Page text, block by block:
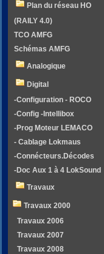
Plan du réseau HO
(RAILY 4.0)
TCO AMFG
Schémas AMFG
Analogique
Digital
-Configuration - ROCO
-Config -Intellibox
-Prog Moteur LEMACO
- Cablage Lokmaus
-Connécteurs.Décodes
-Doc Aux 1 à 4 LokSound
Travaux
Travaux 2000
Travaux 2006
Travaux 2007
Travaux 2008